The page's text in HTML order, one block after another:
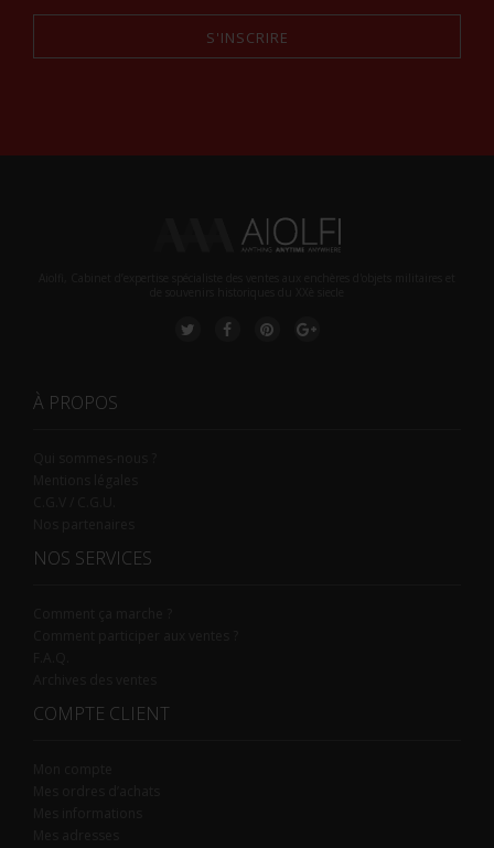
S'INSCRIRE
À PROPOS
NOS SERVICES
COMPTE CLIENT